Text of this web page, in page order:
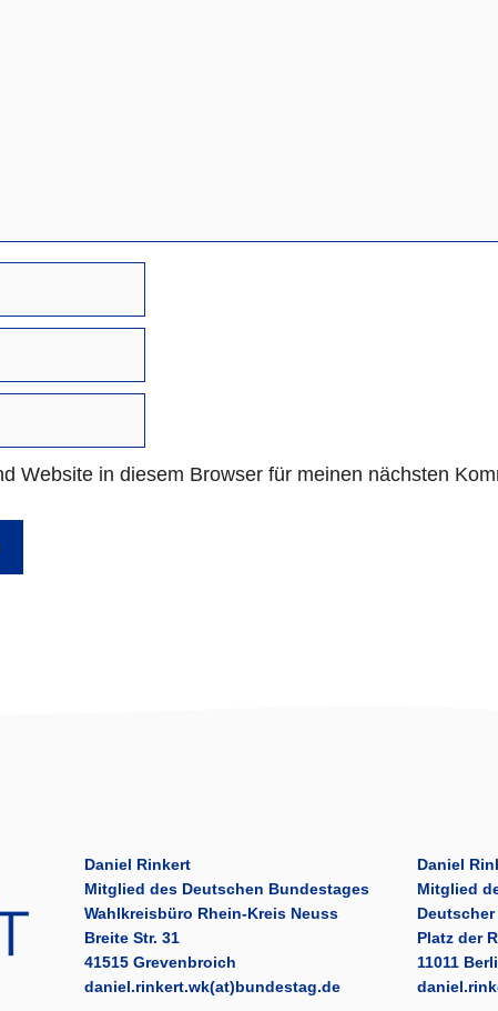
Website in diesem Browser für meinen nächsten
Daniel Rinkert
Mitglied des Deutschen Bundestages
Wahlkreisbüro Rhein-Kreis Neuss
Breite Str. 31
41515 Grevenbroich
daniel.rinkert.wk(at)bundestag.de
Daniel
Mitglied
Platz der
11011